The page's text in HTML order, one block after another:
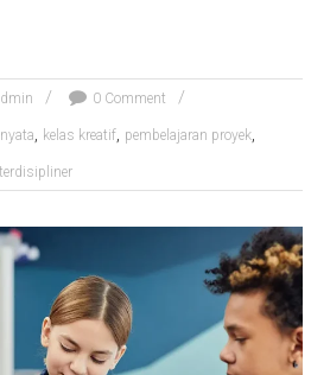
0 Comment
, kelas kreatif, pembelajaran proyek,